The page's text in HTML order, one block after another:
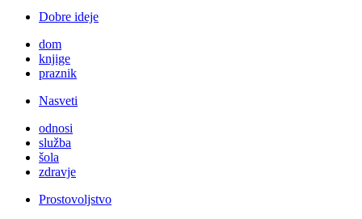
Dobre ideje
dom
knjige
praznik
Nasveti
odnosi
služba
šola
zdravje
Prostovoljstvo